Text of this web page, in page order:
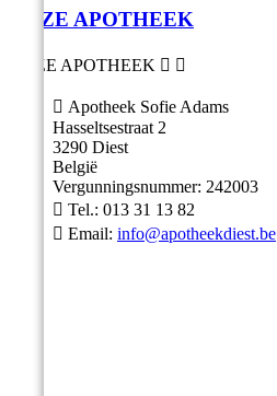
ONZE APOTHEEK
ONZE APOTHEEK  
 Apotheek Sofie Adams
Hasseltsestraat 2
3290 Diest
België
Vergunningsnummer: 242003
 Tel.: 013 31 13 82
 Email: info@apotheekdiest.be